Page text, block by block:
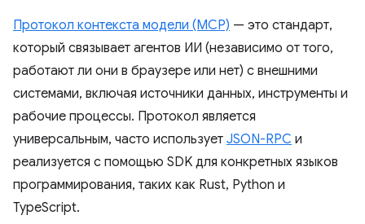
Протокол контекста модели (MCP) — это стандарт,
который связывает агентов ИИ (независимо от того,
работают ли они в браузере или нет) с внешними
системами, включая источники данных, инструменты и
рабочие процессы. Протокол является
универсальным, часто использует JSON-RPC и
реализуется с помощью SDK для конкретных языков
программирования, таких как Rust, Python и
TypeScript.